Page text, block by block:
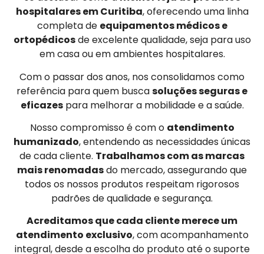
hospitalares em Curitiba, oferecendo uma linha
completa de equipamentos médicos e
ortopédicosde excelente qualidade, seja para uso
em casa ou em ambientes hospitalares.
Com o passar dos anos, nos consolidamos como
referência para quem buscasoluções seguras e
eficazespara melhorar a mobilidade e a saúde.
Nosso compromisso é com o atendimento
humanizado, entendendo as necessidades únicas
de cada cliente. Trabalhamos com as marcas
mais renomadasdo mercado, assegurando que
todos os nossos produtos respeitam rigorosos
padrões de qualidade e segurança.
Acreditamos que cada cliente merece um
atendimento exclusivo, com acompanhamento
integral, desde a escolha do produto até o suporte